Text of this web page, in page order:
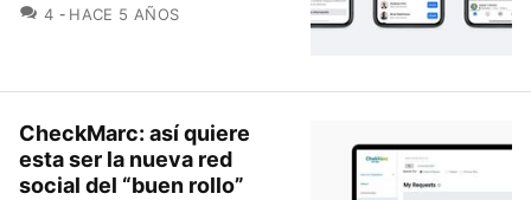
4 COMENTARIOS
HACE 5 AÑOS
CheckMarc: así quiere
esta ser la nueva red
social del “buen rollo”